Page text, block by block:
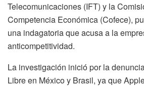
Telecomunicaciones (IFT) y la
Competencia Económica (Cofece),
una indagatoria que acusa a la
anticompetitividad.
La investigación inició por la
Libre en México y Brasil, ya que